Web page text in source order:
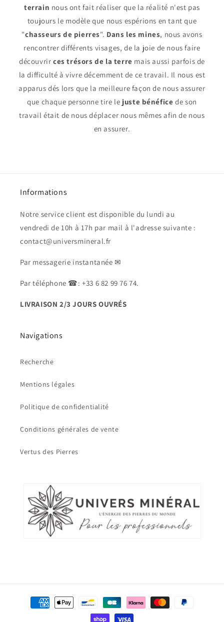
terrain nous ont fait réaliser que la réalité n'est pas
toujours le modèle que nous espérions en tant que
"chasseurs de pierres". Dans les mines, nous avons
rencontrer différents visages, de la joie de nous faire
découvrir ces trésors de la terre mais aussi parfois de
la difficulté à vivre décemment de ce travail. Il nous est
apparus dés lors que la meilleure façon de nous assurer
que chaque personne tire le juste bénéfice de son
travail était de nous déplacer nous mêmes afin de nous
en assurer.
Informations
Notre service client est disponible du lundi au
vendredi de 10h à 17h par mail à l'adresse suivante :
contact@universmineral.fr
Par messagerie instantanée ✉
Par téléphone ☎: +33 6 82 99 76 74.
LIVRAISON 2/3 JOURS OUVRÉS
Navigations
Recherche
Mentions légales
Politique de confidentialité
Conditions générales de vente
Vertus des Pierres
Moyens